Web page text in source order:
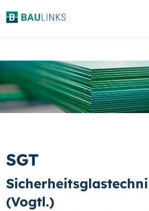
SGT
(Vogtl.)